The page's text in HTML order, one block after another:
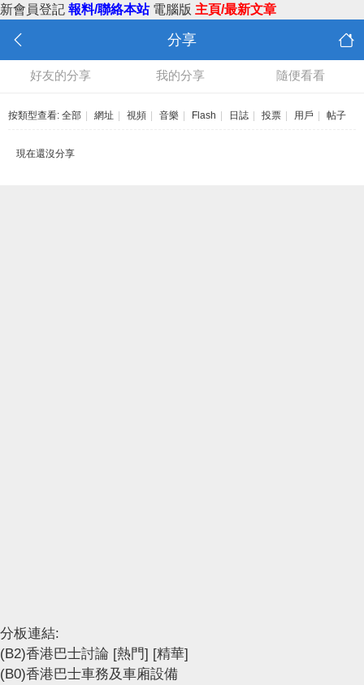
新會員登記 報料/聯絡本站 電腦版 主頁/最新文章
分享
好友的分享 我的分享 隨便看看
按類型查看: 全部 網址 視頻 音樂 Flash 日誌 投票 用戶 帖子
現在還沒分享
分板連結:
(B2)香港巴士討論 [熱門] [精華]
(B0)香港巴士車務及車廂設備